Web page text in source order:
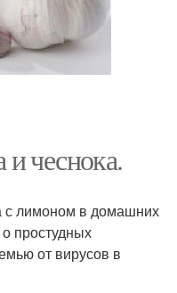
чеснока.
с лимоном в домашних
простудных
от вирусов в